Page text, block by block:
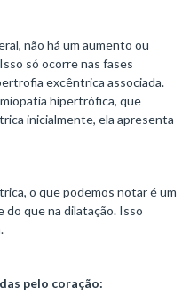
não há um aumento ou
só ocorre nas fases
excêntrica associada.
hipertrófica, que
inicialmente, ela apresenta
o que podemos notar é um
que na dilatação. Isso
pelo coração: